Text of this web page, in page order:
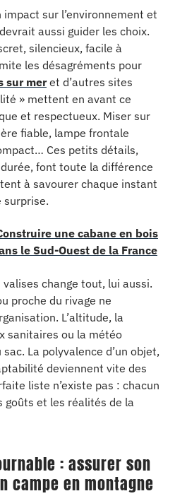
sur l’environnement et
aussi guider les choix.
silencieux, facile à
les désagréments pour
sur meret d’autres sites
» mettent en avant ce
et respectueux. Miser sur
fiable, lampe frontale
Ces petits détails,
font toute la différence
à savourer chaque instant
surprise.
une cabane en bois
le Sud-Ouest de la France
valises change tout, lui aussi.
proche du rivage ne
L’altitude, la
sanitaires ou la météo
La polyvalence d’un objet,
deviennent vite des
liste n’existe pas : chacun
goûts et les réalités de la
: assurer son
campe en montagne